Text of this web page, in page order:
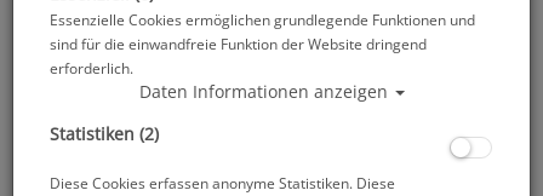
Alle Artikel zeigen aus: Blei & Bleigurte
Essenzielle Cookies ermöglichen grundlegende Funktionen und
sind für die einwandfreie Funktion der Website dringend
erforderlich.
Daten Informationen anzeigen
Statistiken (2)
Diese Cookies erfassen anonyme Statistiken. Diese